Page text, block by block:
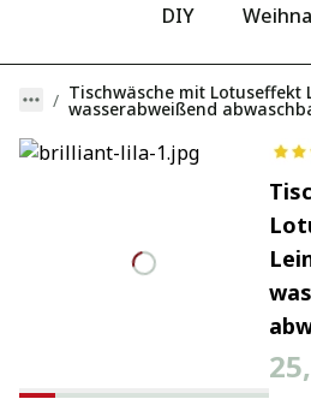
DIY
Tischwäsche mit Lotuseffekt
wasserabweißend